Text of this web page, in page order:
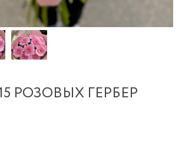
РОЗОВЫХ ГЕРБЕР